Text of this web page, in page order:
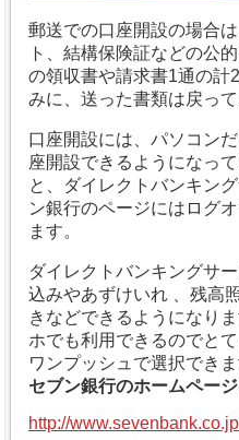
郵送での口座開設の場合
ト、結構保険証などの公
の領収書や請求書1通の計
みに、送った書類は戻っ
口座開設には、パソコン
座開設できるようになっ
と、ダイレクトバンキン
ン銀行のページにはログ
ます。
ダイレクトバンキングサ
込みやあずけいれ 、残高
きなどできるようになり
ホでも利用できるのでと
ワンプッシュで選択できま
セブン銀行のホームペー
http://